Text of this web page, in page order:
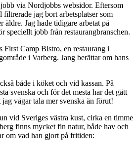
via Nordjobbs websidor. Eftersom
filtrerade jag bort arbetsplatser som
äldre. Jag hade tidigare arbetat på
speciellt jobb från restaurangbranschen.
First Camp Bistro, en restaurang i
i Varberg. Jang berättar om hans
både i köket och vid kassan. På
svenska och för det mesta har det gått
vågar tala mer svenska än förut!
vid Sveriges västra kust, cirka en timme
finns mycket fin natur, både hav och
om vad han gjort på fritiden: